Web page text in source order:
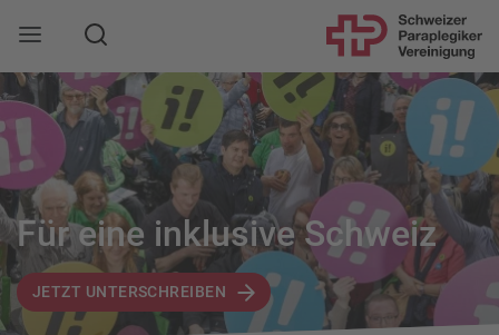
Mobile Navigation öffnen
Suche
Für eine inklusive Schweiz
JETZT UNTERSCHREIBEN